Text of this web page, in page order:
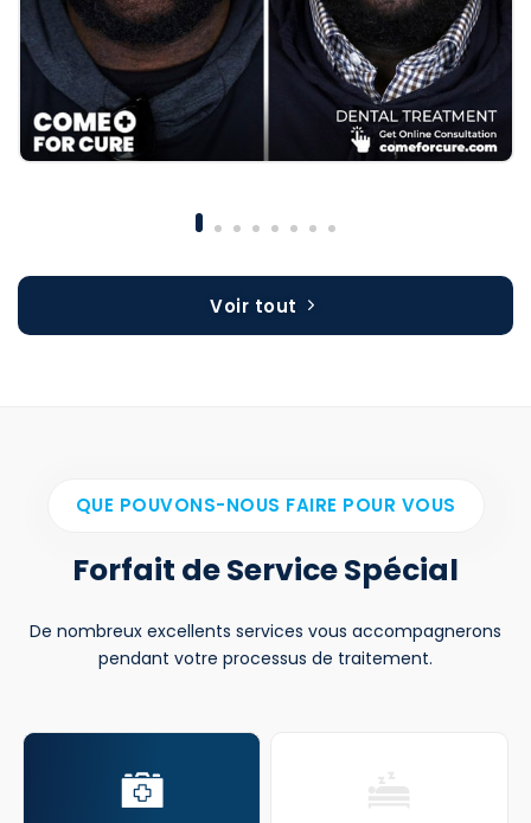
Voir tout
QUE POUVONS-NOUS FAIRE POUR VOUS
Forfait de Service Spécial
De nombreux excellents services vous accompagnerons
pendant votre processus de traitement.